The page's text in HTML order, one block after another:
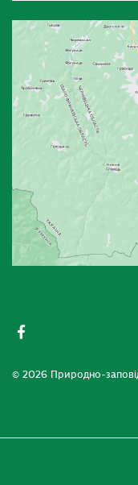
© 2026 Природно-